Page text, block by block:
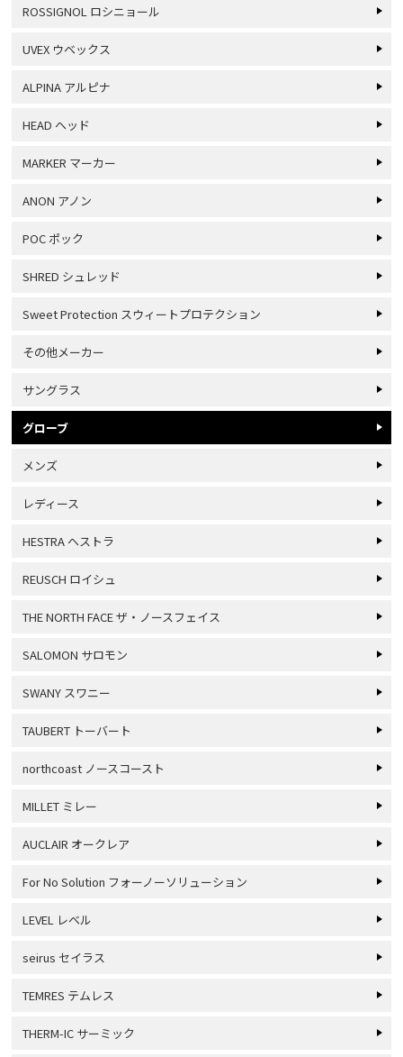
ROSSIGNOL ロシニョール
UVEX ウベックス
ALPINA アルピナ
HEAD ヘッド
MARKER マーカー
ANON アノン
POC ポック
SHRED シュレッド
Sweet Protection スウィートプロテクション
その他メーカー
サングラス
グローブ
メンズ
レディース
HESTRA ヘストラ
REUSCH ロイシュ
THE NORTH FACE ザ・ノースフェイス
SALOMON サロモン
SWANY スワニー
TAUBERT トーバート
northcoast ノースコースト
MILLET ミレー
AUCLAIR オークレア
For No Solution フォーノーソリューション
LEVEL レベル
seirus セイラス
TEMRES テムレス
THERM-IC サーミック